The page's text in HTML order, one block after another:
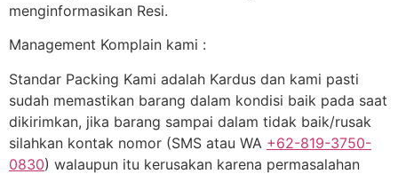
menginformasikan Resi.
Management Komplain kami :
Standar Packing Kami adalah Kardus dan kami pasti
sudah memastikan barang dalam kondisi baik pada saat
dikirimkan, jika barang sampai dalam tidak baik/rusak
silahkan kontak nomor (SMS atau WA +62-819-3750-
0830) walaupun itu kerusakan karena permasalahan